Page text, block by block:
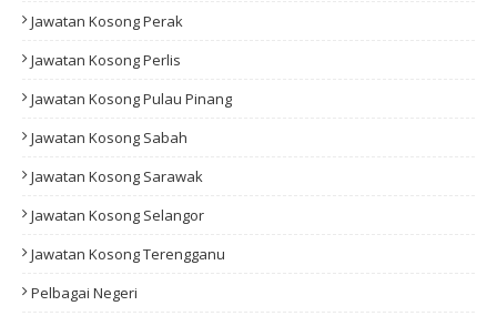
Jawatan Kosong Perak
Jawatan Kosong Perlis
Jawatan Kosong Pulau Pinang
Jawatan Kosong Sabah
Jawatan Kosong Sarawak
Jawatan Kosong Selangor
Jawatan Kosong Terengganu
Pelbagai Negeri